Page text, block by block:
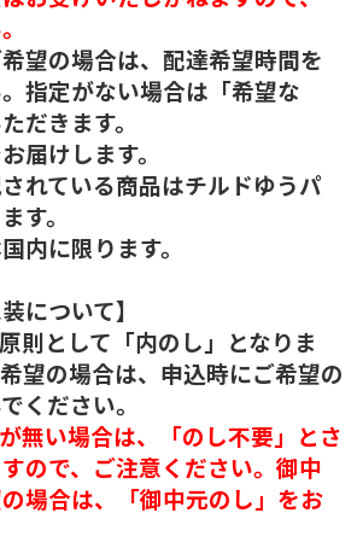
望の場合は、配達希望時間を
指定がない場合は「希望な
だきます。
届けします。
れている商品はチルドゆうパ
す。
内に限ります。
について】
則として「内のし」となりま
望の場合は、申込時にご希望の
ください。
無い場合は、「のし不要」とさ
ので、ご注意ください。御中
場合は、「御中元のし」をお